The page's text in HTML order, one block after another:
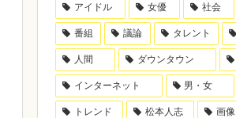
アイドル 女優 社会
番組 議論 タレント
人間 ダウンタウン
インターネット 男・女
トレンド 松本人志 画像